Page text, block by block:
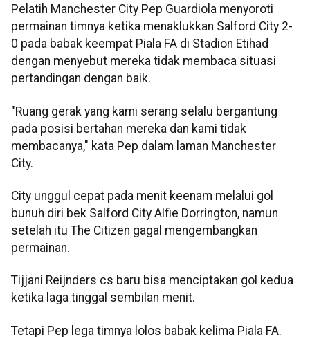
Pelatih Manchester City Pep Guardiola menyoroti
permainan timnya ketika menaklukkan Salford City 2-
0 pada babak keempat Piala FA di Stadion Etihad
dengan menyebut mereka tidak membaca situasi
pertandingan dengan baik.
"Ruang gerak yang kami serang selalu bergantung
pada posisi bertahan mereka dan kami tidak
membacanya," kata Pep dalam laman Manchester
City.
City unggul cepat pada menit keenam melalui gol
bunuh diri bek Salford City Alfie Dorrington, namun
setelah itu The Citizen gagal mengembangkan
permainan.
Tijjani Reijnders cs baru bisa menciptakan gol kedua
ketika laga tinggal sembilan menit.
Tetapi Pep lega timnya lolos babak kelima Piala FA.